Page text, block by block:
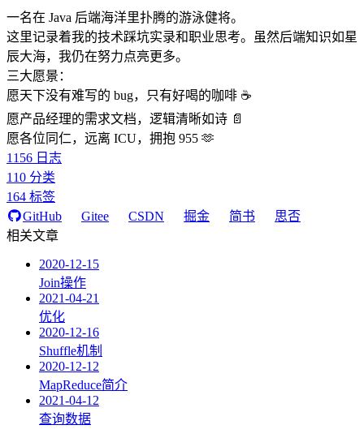
一名在 Java 后端海洋里扑腾的游泳健将。
这里记录着我的技术踩坑实录和职业思考。虽然后端知识如星
辰大海，我仍在努力点亮更多。
三大愿景：
愿天下没有难写的 bug，只有好喝的咖啡 ☕️
愿产品经理的需求文档，逻辑清晰如诗 📄
愿各位同仁，远离 ICU，拥抱 955 🫶
1156 日志
110 分类
164 标签
GitHub
Gitee CSDN 掘金 简书
思否
相关文章
2020-12-15
Join操作
2021-04-21
优化
2020-12-16
Shuffle机制
2020-12-12
MapReduce简介
2021-04-12
查询数据